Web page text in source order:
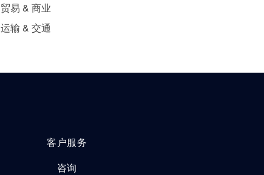
贸易 & 商业
运输 & 交通
客户服务
咨询